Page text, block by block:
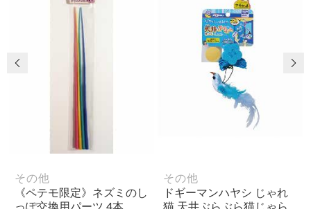
その他
《ペテモ限定》ネズミのし
その他
ドギーマンハヤシ じゃれ
前の画像 次